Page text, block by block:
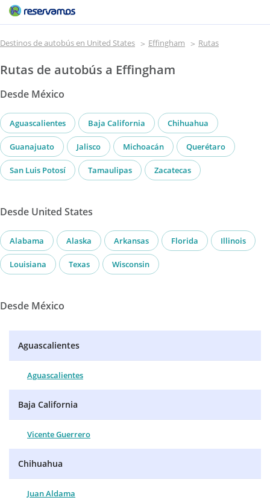
Destinos de autobús en United States Effingham Rutas
Rutas de autobús a Effingham
Desde México
Aguascalientes Baja California Chihuahua
Guanajuato Jalisco Michoacán Querétaro
San Luis Potosí Tamaulipas Zacatecas
Desde United States
Alabama Alaska Arkansas Florida Illinois
Louisiana Texas Wisconsin
Desde México
Aguascalientes
Aguascalientes
Baja California
Vicente Guerrero
Chihuahua
Juan Aldama